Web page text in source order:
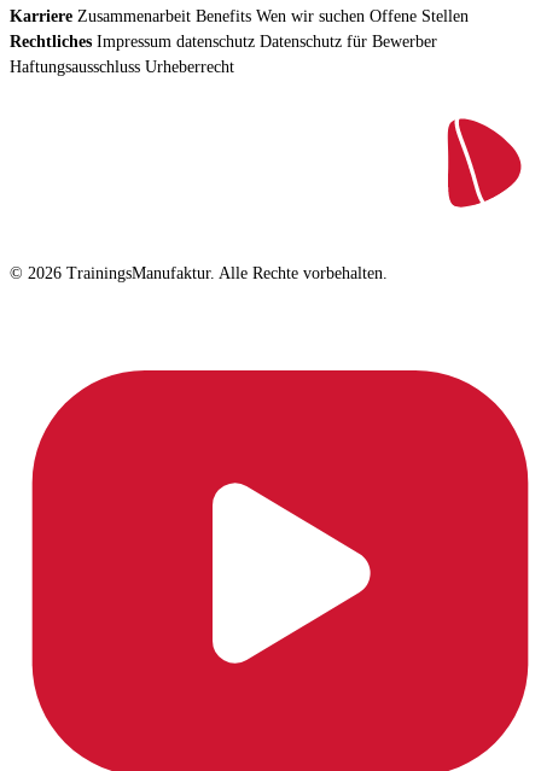
Karriere Zusammenarbeit Benefits Wen wir suchen Offene Stellen
Rechtliches Impressum datenschutz Datenschutz für Bewerber
Haftungsausschluss Urheberrecht
© 2026 TrainingsManufaktur. Alle Rechte vorbehalten.